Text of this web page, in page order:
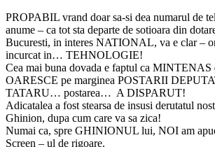
PROPABIL vrand doar sa-si dea numarul de
anume – ca tot sta departe de sotioara din
Bucuresti, in interes NATIONAL, va e clar –
incurcat in… TEHNOLOGIE!
Cea mai buna dovada e faptul ca MINTENAS
OARESCE pe marginea POSTARII
TATARU… postarea… A DISPARUT!
Adicatalea a fost stearsa de insusi derutatul
Ghinion, dupa cum care va sa zica!
Numai ca, spre GHINIONUL lui, NOI am
Screen – ul de rigoare.